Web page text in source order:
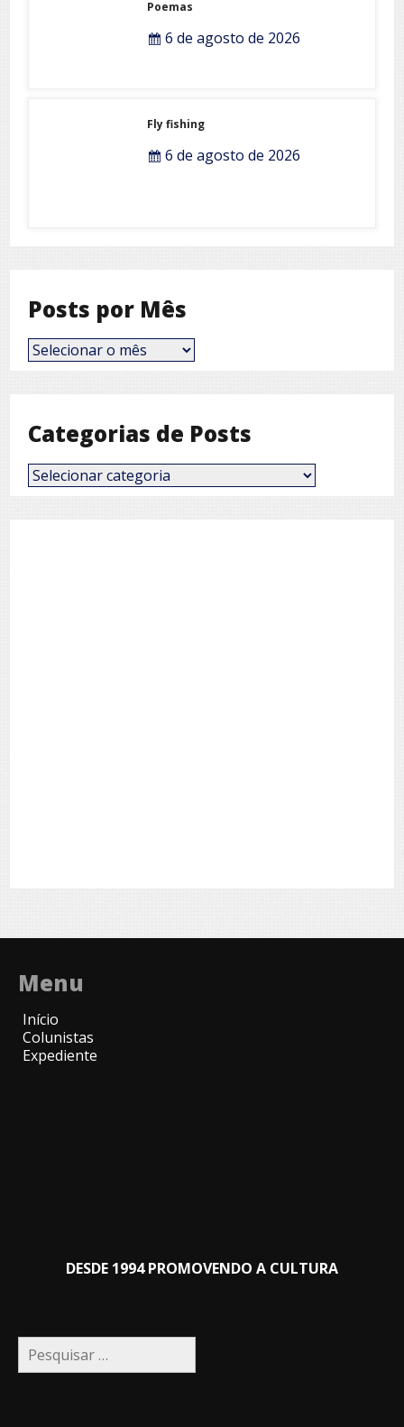
Poemas
6 de agosto de 2026
Fly fishing
6 de agosto de 2026
Posts por Mês
Posts
por
Categorias de Posts
Categorias
de
Menu
Início
Colunistas
Expediente
DESDE 1994 PROMOVENDO A CULTURA
Pesquisar
por: